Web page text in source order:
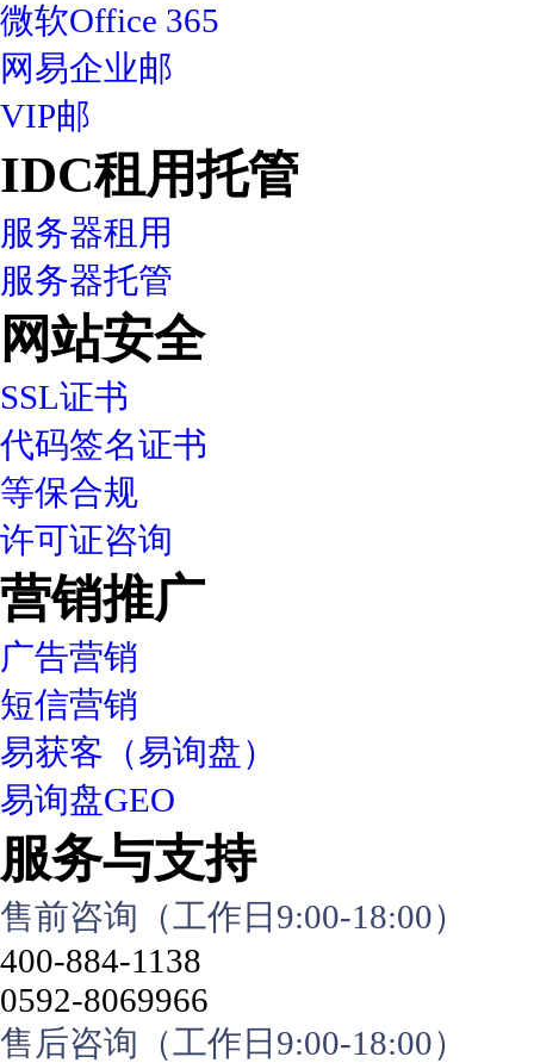
微软Office 365
网易企业邮
VIP邮
IDC租用托管
服务器租用
服务器托管
网站安全
SSL证书
代码签名证书
等保合规
许可证咨询
营销推广
广告营销
短信营销
易获客（易询盘）
易询盘GEO
服务与支持
售前咨询（工作日9:00-18:00）
400-884-1138
0592-8069966
售后咨询（工作日9:00-18:00）